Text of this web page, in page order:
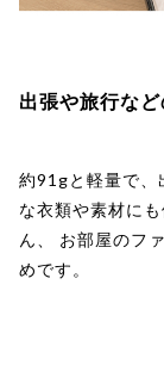
出張や旅行な
約91gと軽量で、
な衣類や素材に
ん、 お部屋のフ
めです。